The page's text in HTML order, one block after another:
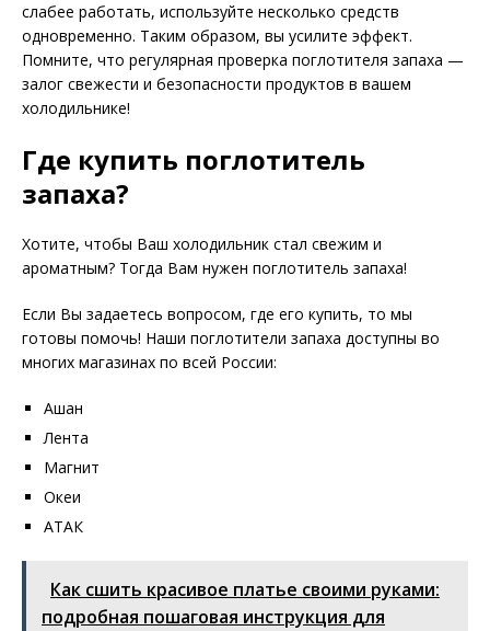
слабее работать, используйте несколько средств
одновременно. Таким образом, вы усилите эффект.
Помните, что регулярная проверка поглотителя запаха —
залог свежести и безопасности продуктов в вашем
холодильнике!
Где купить поглотитель
запаха?
Хотите, чтобы Ваш холодильник стал свежим и
ароматным? Тогда Вам нужен поглотитель запаха!
Если Вы задаетесь вопросом, где его купить, то мы
готовы помочь! Наши поглотители запаха доступны во
многих магазинах по всей России:
Ашан
Лента
Магнит
Океи
АТАК
Как сшить красивое платье своими руками:
подробная пошаговая инструкция для